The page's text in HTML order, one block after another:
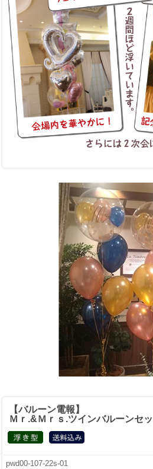
【バルーン電報】
Ｍｒ.&Ｍｒｓ.ツインバルーンセ
pwd00-107-22s-01